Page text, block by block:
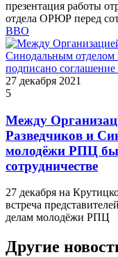
презентация работы
отдела ОРЮР перед
ВВО
27 декабря 2021
5
Между
Разведчиков и
молодёжи РПЦ
сотрудничестве
27 декабря на
встреча
делам молодёжи РПЦ
Другие